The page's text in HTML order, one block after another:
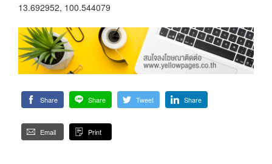
13.692952, 100.544079
Share Share Tweet Share
Email Print